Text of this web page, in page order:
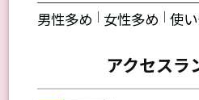
男性多め ｜ 女性多め ｜使
アクセスラ